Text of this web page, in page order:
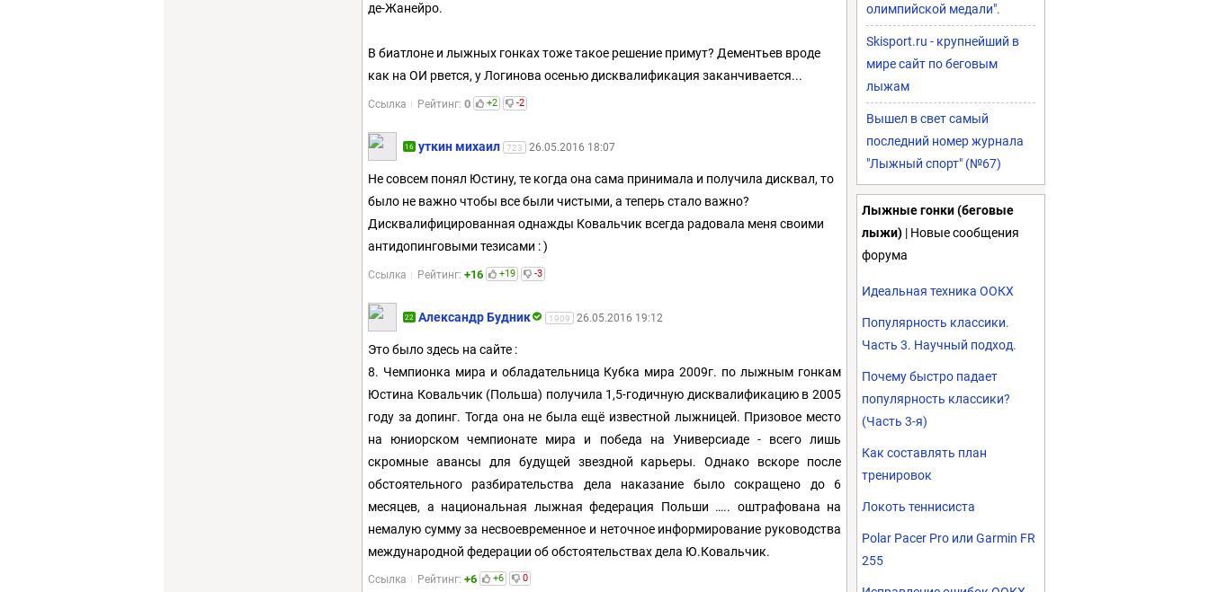
де-Жанейро.
В биатлоне и лыжных гонках тоже такое решение примут? Дементьев вроде
как на ОИ рвется, у Логинова осенью дисквалификация заканчивается...
Ссылка Рейтинг: 0 +2 -2
16 уткин михаил 723 26.05.2016 18:07
Не совсем понял Юстину, те когда она сама принимала и получила дисквал, то
было не важно чтобы все были чистыми, а теперь стало важно?
Дисквалифицированная однажды Ковальчик всегда радовала меня своими
антидопинговыми тезисами : )
Ссылка Рейтинг: +16 +19 -3
22 Александр Будник 1909 26.05.2016 19:12
Это было здесь на сайте :
8. Чемпионка мира и обладательница Кубка мира 2009г. по лыжным гонкам
Юстина Ковальчик (Польша) получила 1,5-годичную дисквалификацию в 2005
году за допинг. Тогда она не была ещё известной лыжницей. Призовое место
на юниорском чемпионате мира и победа на Универсиаде - всего лишь
скромные авансы для будущей звездной карьеры. Однако вскоре после
обстоятельного разбирательства дела наказание было сокращено до 6
месяцев, а национальная лыжная федерация Польши ….. оштрафована на
немалую сумму за несвоевременное и неточное информирование руководства
международной федерации об обстоятельствах дела Ю.Ковальчик.
Ссылка Рейтинг: +6 +6 0
олимпийской медали".
Skisport.ru - крупнейший в
мире сайт по беговым
лыжам
Вышел в свет самый
последний номер журнала
"Лыжный спорт" (№67)
Лыжные гонки (беговые
лыжи) | Новые сообщения
форума
Идеальная техника ООКХ
Популярность классики.
Часть 3. Научный подход.
Почему быстро падает
популярность классики?
(Часть 3-я)
Как составлять план
тренировок
Локоть теннисиста
Polar Pacer Pro или Garmin FR
255